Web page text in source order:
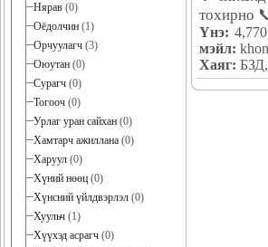
Нярав (0)
Оёдолчин (1)
Орчуулагч (3)
Оюутан (0)
Сурагч (0)
Тогооч (0)
Урлаг уран сайхан (0)
Хамтарч ажиллана (0)
Харуул (0)
Хүний нөөц (0)
Хүнсний үйлдвэрлэл (0)
Хуульч (1)
Хүүхэд асрагч (0)
тохирно
Үнэ:
мэйл:
Хаяг: